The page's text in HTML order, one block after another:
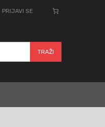
PRIJAVI SE
TRAŽI